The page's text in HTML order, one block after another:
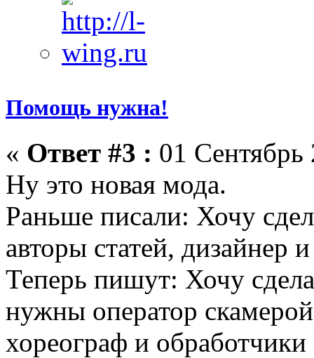
Помощь нужна!
« Ответ #3 : 01
Ну это новая мода.
Раньше писали: Хочу
авторы статей,
Теперь пишут: Хочу
нужны оператор
хореограф и